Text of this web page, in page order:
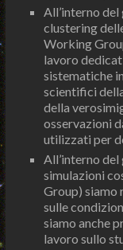
All’interno
clustering
Working
lavoro
sistematiche
scientifici
della
osservazioni
utilizzati per
All’interno
simulazioni
Group) siamo
sulle
siamo anche
lavoro sullo